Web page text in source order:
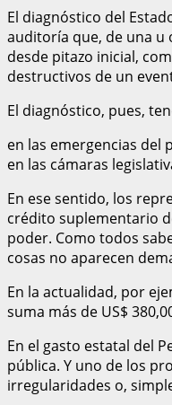
El diagnóstico del
auditoría que, de una u
desde pitazo inicial,
destructivos de un
El diagnóstico, pues,
en las emergencias del
en las cámaras
En ese sentido, los
crédito suplementario
poder. Como todos
cosas no aparecen
En la actualidad, por
suma más de US$
En el gasto estatal del
pública. Y uno de los
irregularidades o,